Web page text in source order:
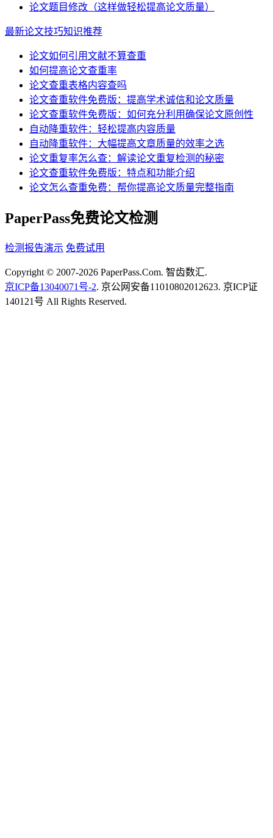
论文题目修改（这样做轻松提高论文质量）
最新论文技巧知识推荐
论文如何引用文献不算查重
如何提高论文查重率
论文查重表格内容查吗
论文查重软件免费版：提高学术诚信和论文质量
论文查重软件免费版：如何充分利用确保论文原创性
自动降重软件：轻松提高内容质量
自动降重软件：大幅提高文章质量的效率之选
论文重复率怎么查：解读论文重复检测的秘密
论文查重软件免费版：特点和功能介绍
论文怎么查重免费：帮你提高论文质量完整指南
PaperPass免费论文检测
检测报告演示 免费试用
Copyright © 2007-2026 PaperPass.Com. 智齿数汇.
京ICP备13040071号-2. 京公网安备11010802012623. 京ICP证
140121号 All Rights Reserved.